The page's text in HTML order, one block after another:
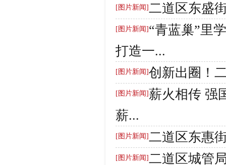
[图片新闻]二道区东盛
[图片新闻] “青蓝巢”里
打造一...
[图片新闻]创新出圈！
[图片新闻]薪火相传 强
薪...
[图片新闻]二道区东惠
[图片新闻]二道区城管